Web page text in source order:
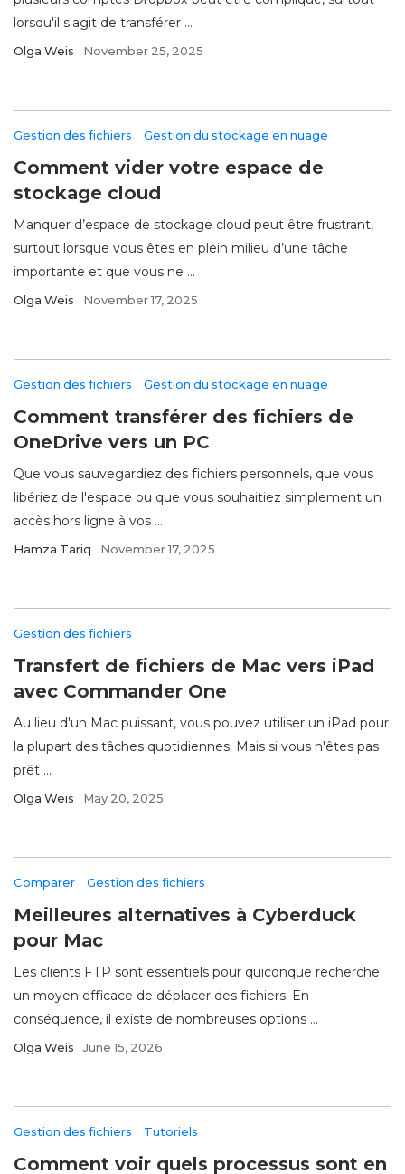
lorsqu'il s'agit de transférer ...
Olga Weis November 25, 2025
Gestion des fichiers Gestion du stockage en nuage
Comment vider votre espace de
stockage cloud
Manquer d’espace de stockage cloud peut être frustrant,
surtout lorsque vous êtes en plein milieu d’une tâche
importante et que vous ne ...
Olga Weis November 17, 2025
Gestion des fichiers Gestion du stockage en nuage
Comment transférer des fichiers de
OneDrive vers un PC
Que vous sauvegardiez des fichiers personnels, que vous
libériez de l'espace ou que vous souhaitiez simplement un
accès hors ligne à vos ...
Hamza Tariq November 17, 2025
Gestion des fichiers
Transfert de fichiers de Mac vers iPad
avec Commander One
Au lieu d'un Mac puissant, vous pouvez utiliser un iPad pour
la plupart des tâches quotidiennes. Mais si vous n'êtes pas
prêt ...
Olga Weis May 20, 2025
Comparer Gestion des fichiers
Meilleures alternatives à Cyberduck
pour Mac
Les clients FTP sont essentiels pour quiconque recherche
un moyen efficace de déplacer des fichiers. En
conséquence, il existe de nombreuses options ...
Olga Weis June 15, 2026
Gestion des fichiers Tutoriels
Comment voir quels processus sont en